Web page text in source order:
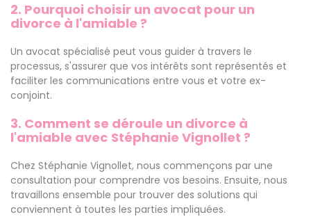
2. Pourquoi choisir un avocat pour un
divorce à l'amiable ?
Un avocat spécialisé peut vous guider à travers le
processus, s'assurer que vos intérêts sont représentés et
faciliter les communications entre vous et votre ex-
conjoint.
3. Comment se déroule un divorce à
l'amiable avec Stéphanie Vignollet ?
Chez Stéphanie Vignollet, nous commençons par une
consultation pour comprendre vos besoins. Ensuite, nous
travaillons ensemble pour trouver des solutions qui
conviennent à toutes les parties impliquées.